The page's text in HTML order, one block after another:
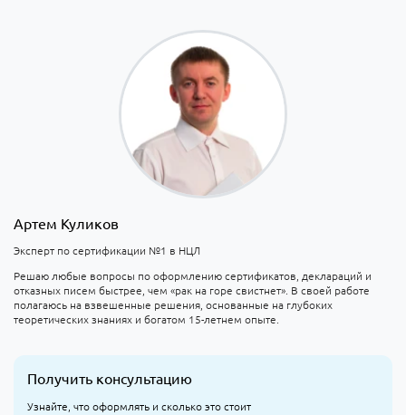
Артем Куликов
Эксперт по сертификации №1 в НЦЛ
Решаю любые вопросы по оформлению сертификатов, деклараций и
отказных писем быстрее, чем «рак на горе свистнет». В своей работе
полагаюсь на взвешенные решения, основанные на глубоких
теоретических знаниях и богатом 15-летнем опыте.
Получить консультацию
Узнайте, что оформлять и сколько это стоит